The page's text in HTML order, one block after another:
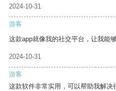
2024-10-31
游客
这款app就像我的社交平台，让我能
2024-10-31
游客
这款软件非常实用，可以帮助我解